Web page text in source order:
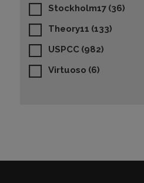
Stockholm17 (36)
Theory11 (133)
USPCC (982)
Virtuoso (6)